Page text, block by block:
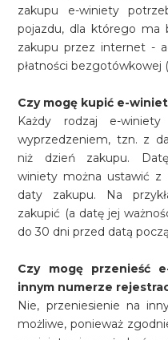
zakupu e-winiety
pojazdu, dla którego ma
zakupu przez internet -
płatności bezgotówkowej
Czy mogę kupić e-
Każdy rodzaj e-
wyprzedzeniem, tzn. z
niż dzień zakupu.
winiety można ustawić
daty zakupu. Na
zakupić (a datę jej
do 30 dni przed datą
Czy mogę przenieść
innym numerze
Nie, przeniesienie na
możliwe, ponieważ